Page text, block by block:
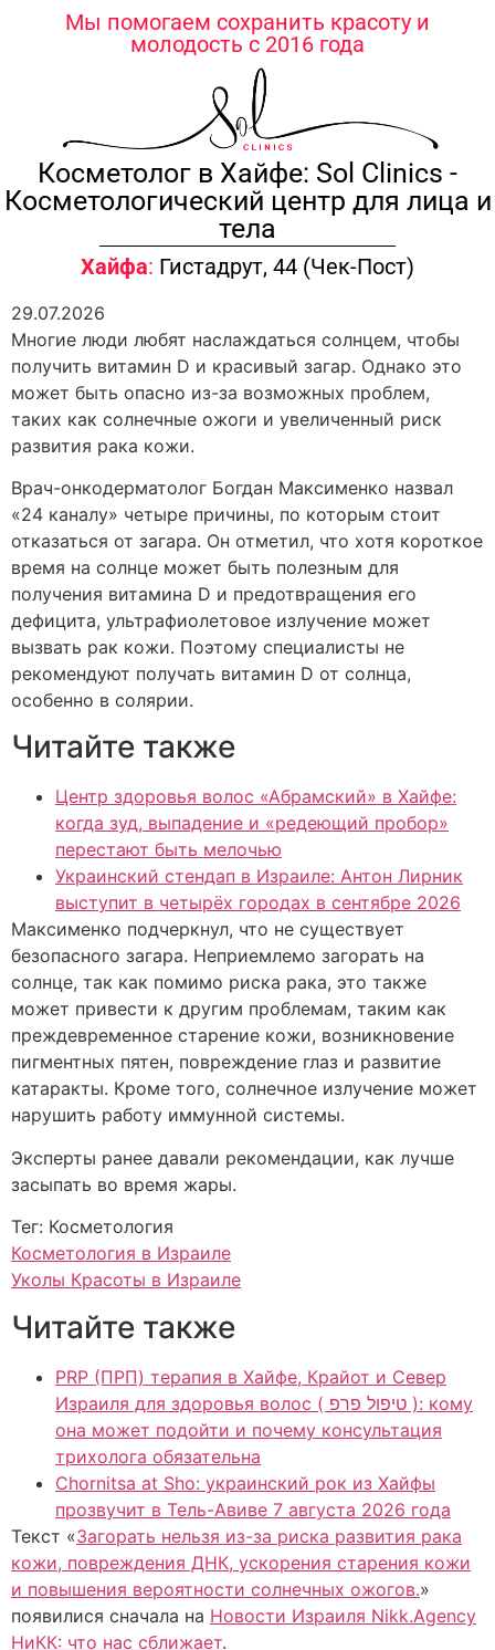
содержимомуМы помогаем сохранить красоту и
молодость с 2016 года
Косметолог в Хайфе: Sol Clinics -
Косметологический центр для лица и
тела
Хайфа: Гистадрут, 44 (Чек-Пост)
29.07.2026
Многие люди любят наслаждаться солнцем, чтобы
получить витамин D и красивый загар. Однако это
может быть опасно из-за возможных проблем,
таких как солнечные ожоги и увеличенный риск
развития рака кожи.
Врач-онкодерматолог Богдан Максименко назвал
«24 каналу» четыре причины, по которым стоит
отказаться от загара. Он отметил, что хотя короткое
время на солнце может быть полезным для
получения витамина D и предотвращения его
дефицита, ультрафиолетовое излучение может
вызвать рак кожи. Поэтому специалисты не
рекомендуют получать витамин D от солнца,
особенно в солярии.
Читайте также
Центр здоровья волос «Абрaмский» в Хайфе:
когда зуд, выпадение и «редеющий пробор»
перестают быть мелочью
Украинский стендап в Израиле: Антон Лирник
выступит в четырёх городах в сентябре 2026
Максименко подчеркнул, что не существует
безопасного загара. Неприемлемо загорать на
солнце, так как помимо риска рака, это также
может привести к другим проблемам, таким как
преждевременное старение кожи, возникновение
пигментных пятен, повреждение глаз и развитие
катаракты. Кроме того, солнечное излучение может
нарушить работу иммунной системы.
Эксперты ранее давали рекомендации, как лучше
засыпать во время жары.
Тег: Косметология
Косметология в Израиле
Уколы Красоты в Израиле
Читайте также
PRP (ПРП) терапия в Хайфе, Крайот и Север
Израиля для здоровья волос ( טיפול פרפ ): кому
она может подойти и почему консультация
трихолога обязательна
Chornitsa at Sho: украинский рок из Хайфы
прозвучит в Тель-Авиве 7 августа 2026 года
Текст «Загорать нельзя из-за риска развития рака
кожи, повреждения ДНК, ускорения старения кожи
и повышения вероятности солнечных ожогов.»
появилися сначала на Новости Израиля Nikk.Agency
НиКК: что нас сближает.